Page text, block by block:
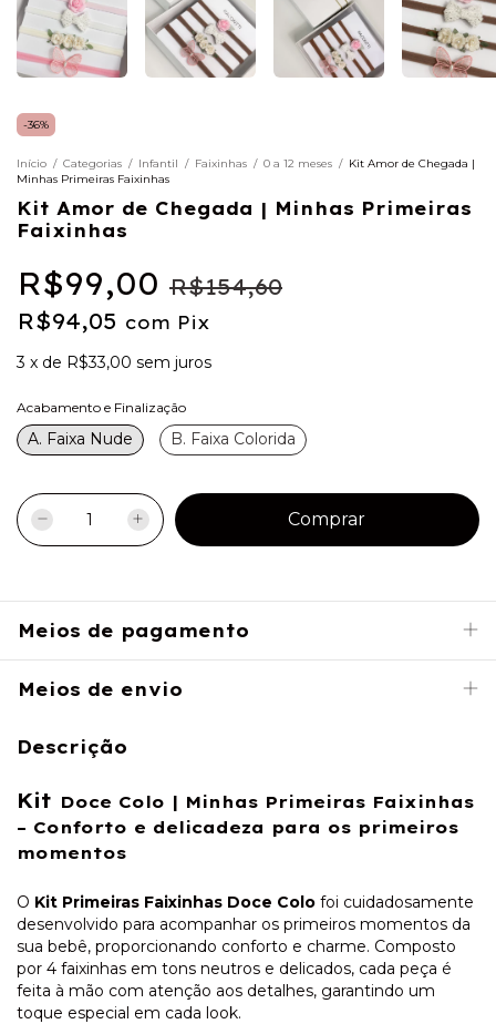
-36%
Início / Categorias / Infantil / Faixinhas / 0 a 12 meses / Kit Amor de Chegada |
Minhas Primeiras Faixinhas
Kit Amor de Chegada | Minhas Primeiras
Faixinhas
R$99,00 R$154,60
R$94,05 com Pix
3 x de R$33,00 sem juros
Acabamento e Finalização
A. Faixa Nude B. Faixa Colorida
Meios de pagamento
Meios de envio
Descrição
Kit Doce Colo | Minhas Primeiras Faixinhas
– Conforto e delicadeza para os primeiros
momentos
O Kit Primeiras Faixinhas Doce Colo foi cuidadosamente
desenvolvido para acompanhar os primeiros momentos da
sua bebê, proporcionando conforto e charme. Composto
por 4 faixinhas em tons neutros e delicados, cada peça é
feita à mão com atenção aos detalhes, garantindo um
toque especial em cada look.